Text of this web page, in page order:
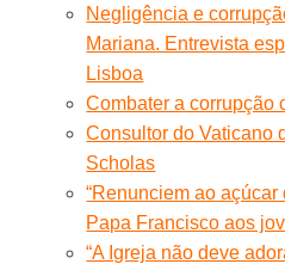
Negligência e
Mariana. Entrevista
Lisboa
Combater a corrupção
Consultor do Vaticano
Scholas
“Renunciem ao açúcar
Papa Francisco aos
“A Igreja não deve